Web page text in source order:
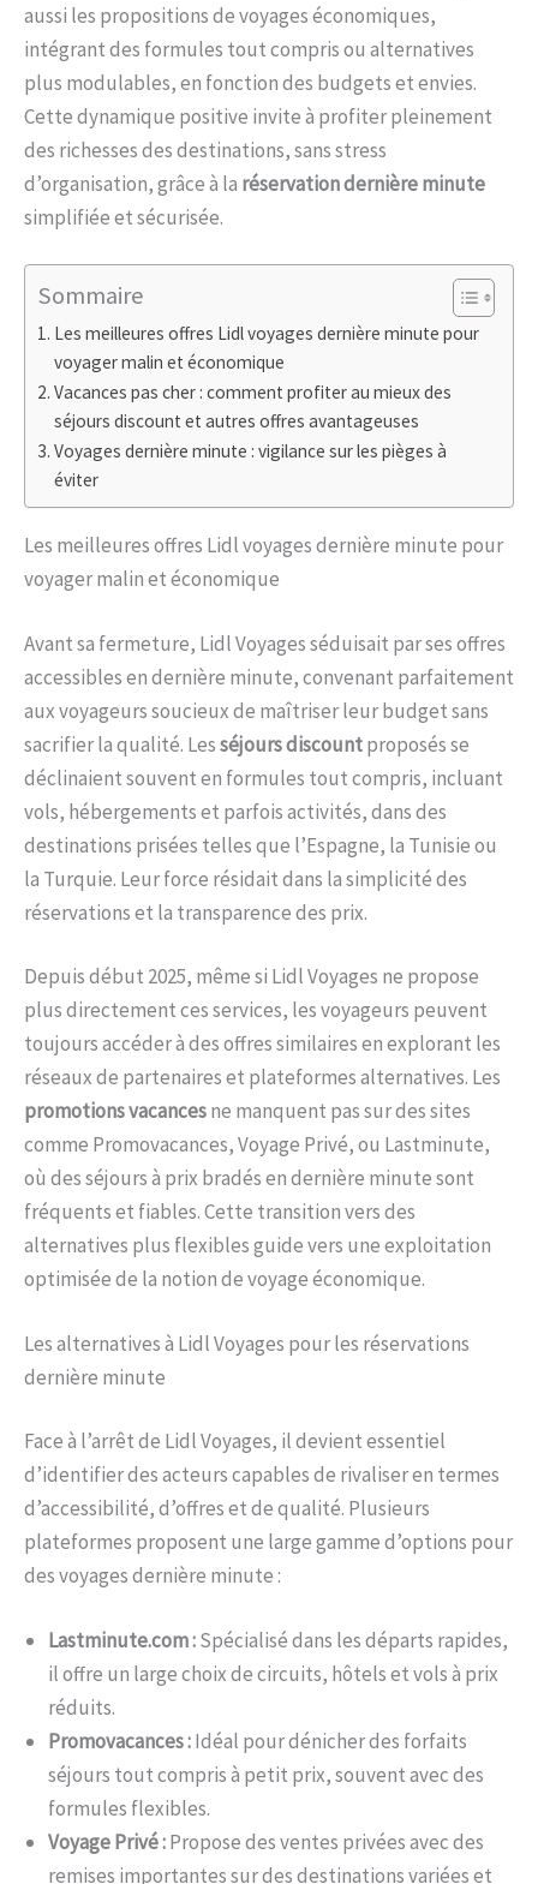
aussi les propositions de voyages économiques,
intégrant des formules tout compris ou alternatives
plus modulables, en fonction des budgets et envies.
Cette dynamique positive invite à profiter pleinement
des richesses des destinations, sans stress
d’organisation, grâce à la réservation dernière minute
simplifiée et sécurisée.
Sommaire
Les meilleures offres Lidl voyages dernière minute pour
voyager malin et économique
Vacances pas cher : comment profiter au mieux des
séjours discount et autres offres avantageuses
Voyages dernière minute : vigilance sur les pièges à
éviter
Les meilleures offres Lidl voyages dernière minute pour
voyager malin et économique
Avant sa fermeture, Lidl Voyages séduisait par ses offres
accessibles en dernière minute, convenant parfaitement
aux voyageurs soucieux de maîtriser leur budget sans
sacrifier la qualité. Lesséjours discountproposés se
déclinaient souvent en formules tout compris, incluant
vols, hébergements et parfois activités, dans des
destinations prisées telles que l’Espagne, la Tunisie ou
la Turquie. Leur force résidait dans la simplicité des
réservations et la transparence des prix.
Depuis début 2025, même si Lidl Voyages ne propose
plus directement ces services, les voyageurs peuvent
toujours accéder à des offres similaires en explorant les
réseaux de partenaires et plateformes alternatives. Les
promotions vacancesne manquent pas sur des sites
comme Promovacances, Voyage Privé, ou Lastminute,
où des séjours à prix bradés en dernière minute sont
fréquents et fiables. Cette transition vers des
alternatives plus flexibles guide vers une exploitation
optimisée de la notion de voyage économique.
Les alternatives à Lidl Voyages pour les réservations
dernière minute
Face à l’arrêt de Lidl Voyages, il devient essentiel
d’identifier des acteurs capables de rivaliser en termes
d’accessibilité, d’offres et de qualité. Plusieurs
plateformes proposent une large gamme d’options pour
des voyages dernière minute :
Lastminute.com :Spécialisé dans les départs rapides,
il offre un large choix de circuits, hôtels et vols à prix
réduits.
Promovacances :Idéal pour dénicher des forfaits
séjours tout compris à petit prix, souvent avec des
formules flexibles.
Voyage Privé :Propose des ventes privées avec des
remises importantes sur des destinations variées et